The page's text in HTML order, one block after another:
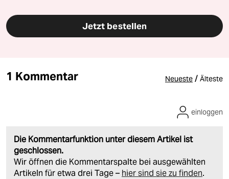
Jetzt bestellen
1 Kommentar Neueste / Älteste
Die Kommentarfunktion unter diesem Artikel ist
geschlossen.
Wir öffnen die Kommentarspalte bei ausgewählten
Artikeln für etwa drei Tage – hier sind sie zu finden.
einloggen